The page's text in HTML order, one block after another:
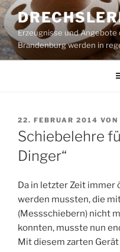
Zum
Inhalt
springenErzeugnisse und Angebote
Brandenburg werden in
VERÖFFENTLICHT
AM
22. FEBRUAR 2014 VON
Schiebelehre
Dinger“
Da in letzter Zeit immer
werden mussten, die
(Messschiebern) nicht
konnten, musste nun
Mit diesem zarten